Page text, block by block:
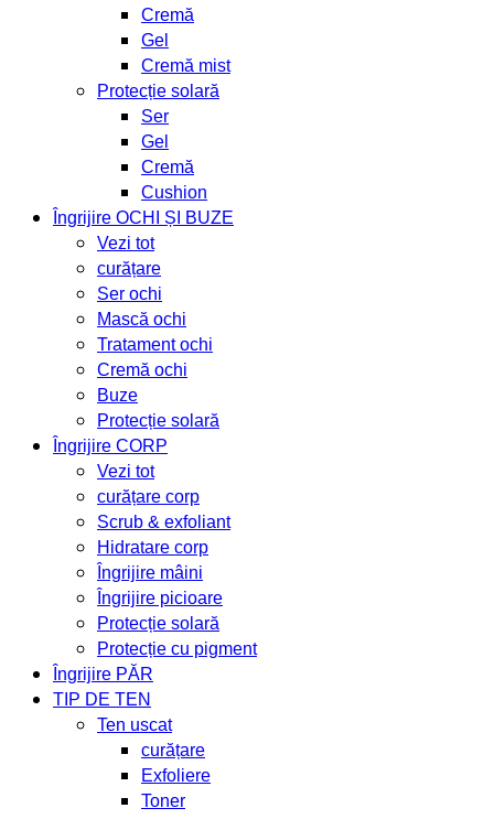
Cremă
Gel
Cremă mist
Protecție solară
Ser
Gel
Cremă
Cushion
Îngrijire OCHI ȘI BUZE
Vezi tot
curățare
Ser ochi
Mască ochi
Tratament ochi
Cremă ochi
Buze
Protecție solară
Îngrijire CORP
Vezi tot
curățare corp
Scrub & exfoliant
Hidratare corp
Îngrijire mâini
Îngrijire picioare
Protecție solară
Protecție cu pigment
Îngrijire PĂR
TIP DE TEN
Ten uscat
curățare
Exfoliere
Toner